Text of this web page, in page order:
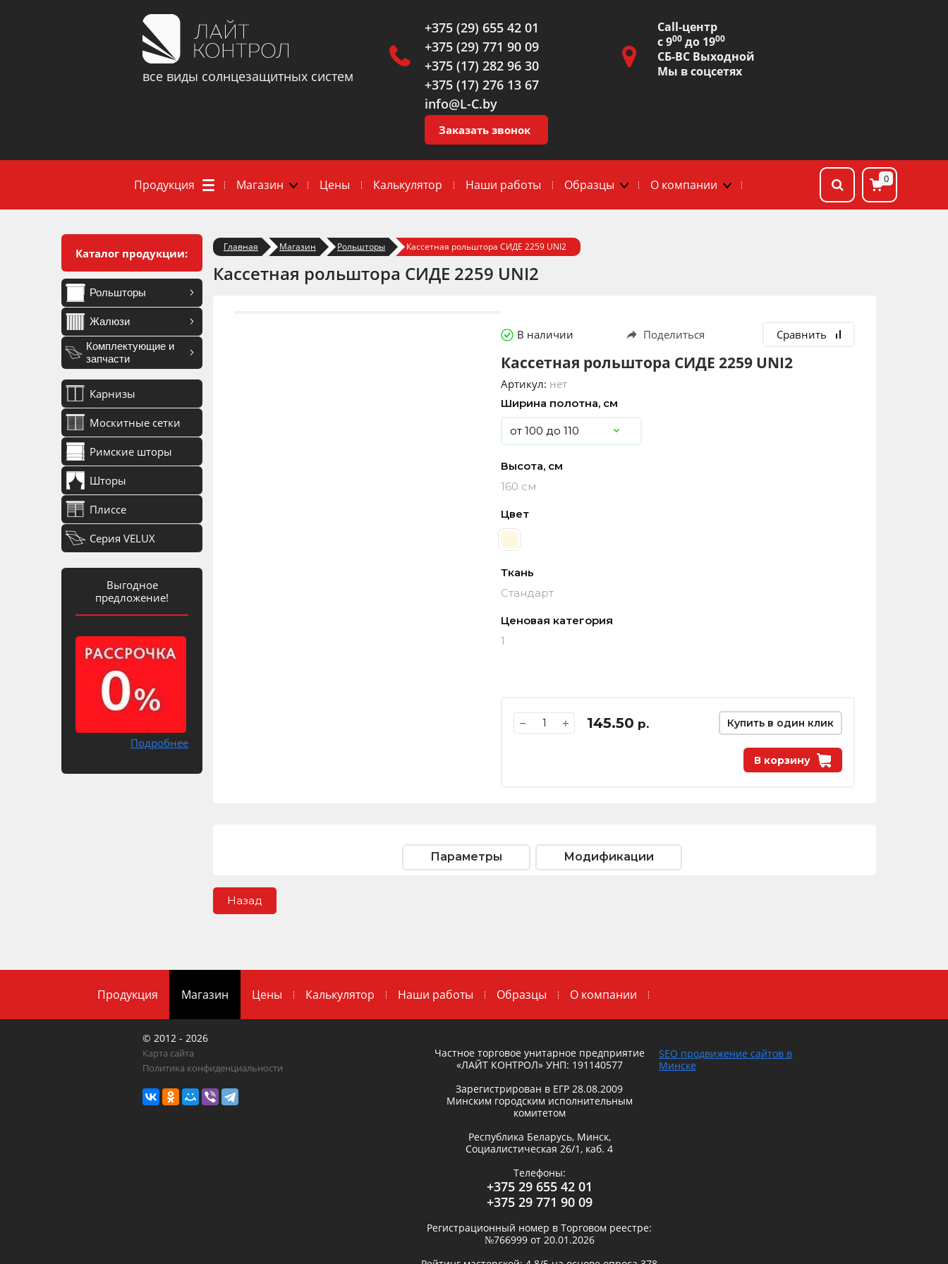
все виды солнцезащитных систем
+375 (29) 655 42 01
+375 (29) 771 90 09
+375 (17) 282 96 30
+375 (17) 276 13 67
info@L-C.by
Заказать звонок
Сall-центр
с 900 до 1900
СБ-ВС Выходной
Мы в соцсетях
Продукция Магазин Цены Калькулятор Наши работы Образцы О компании 0
Каталог продукции:
Рольшторы
Жалюзи
Комплектующие и
запчасти
Карнизы
Москитные сетки
Римские шторы
Шторы
Плиссе
Серия VELUX
Выгодное
предложение!
Подробнее
Главная Магазин Рольшторы Кассетная рольштора СИДЕ 2259 UNI2
Кассетная рольштора СИДЕ 2259 UNI2
В наличии Поделиться Сравнить
Кассетная рольштора СИДЕ 2259 UNI2
Артикул: нет
Ширина полотна, см
Высота, см
160 см
Цвет
Ткань
Стандарт
Ценовая категория
1
− + 145.50 р.
В корзину
Купить в один клик
Параметры Модификации
Назад
Продукция Магазин Цены Калькулятор Наши работы Образцы О компании
© 2012 - 2026
Карта сайта
Политика конфиденциальности
Частное торговое унитарное предприятие
«ЛАЙТ КОНТРОЛ» УНП: 191140577
Зарегистрирован в ЕГР 28.08.2009
Минским городским исполнительным
комитетом
Республика Беларусь,Минск,
Социалистическая 26/1, каб. 4
Телефоны:
+375 29 655 42 01
+375 29 771 90 09
Регистрационный номер в Торговом реестре:
№766999 от 20.01.2026
SEO продвижение сайтов в
Минске